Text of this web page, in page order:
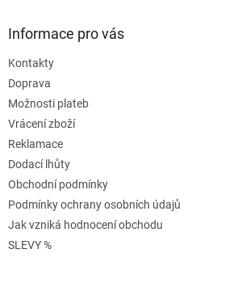
Informace pro vás
Kontakty
Doprava
Možnosti plateb
Vrácení zboží
Reklamace
Dodací lhůty
Obchodní podmínky
Podmínky ochrany osobních údajů
Jak vzniká hodnocení obchodu
SLEVY %